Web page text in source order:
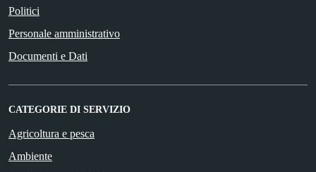
Politici
Personale amministrativo
Documenti e Dati
CATEGORIE DI SERVIZIO
Agricoltura e pesca
Ambiente